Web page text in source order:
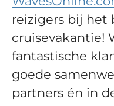
reizigers bij het
cruisevakantie!
fantastische
goede
partners én in